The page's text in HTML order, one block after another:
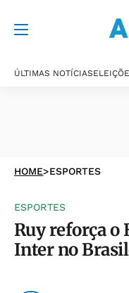
ÚLTIMAS NOTÍCIAS
HOME>ESPORTES
ESPORTES
Ruy reforça o
Inter no